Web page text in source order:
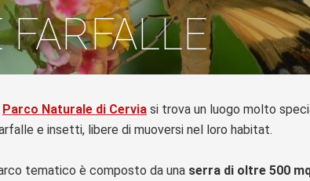
Parco Naturale di Cervia si trova un luogo molto
e insetti, libere di muoversi nel loro habitat.
tematico è composto da una serra di oltre 500